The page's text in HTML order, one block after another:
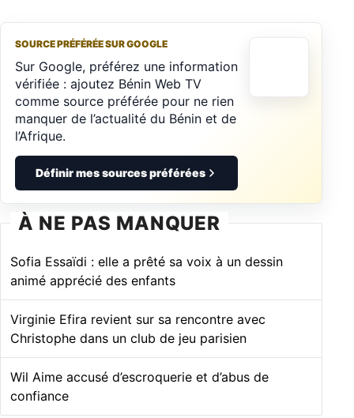
SOURCE PRÉFÉRÉE SUR GOOGLE
Sur Google, préférez une information
vérifiée : ajoutez Bénin Web TV
comme source préférée pour ne rien
manquer de l’actualité du Bénin et de
l’Afrique.
Définir mes sources préférées
À NE PAS MANQUER
Sofia Essaïdi : elle a prêté sa voix à un dessin
animé apprécié des enfants
Virginie Efira revient sur sa rencontre avec
Christophe dans un club de jeu parisien
Wil Aime accusé d’escroquerie et d’abus de
confiance